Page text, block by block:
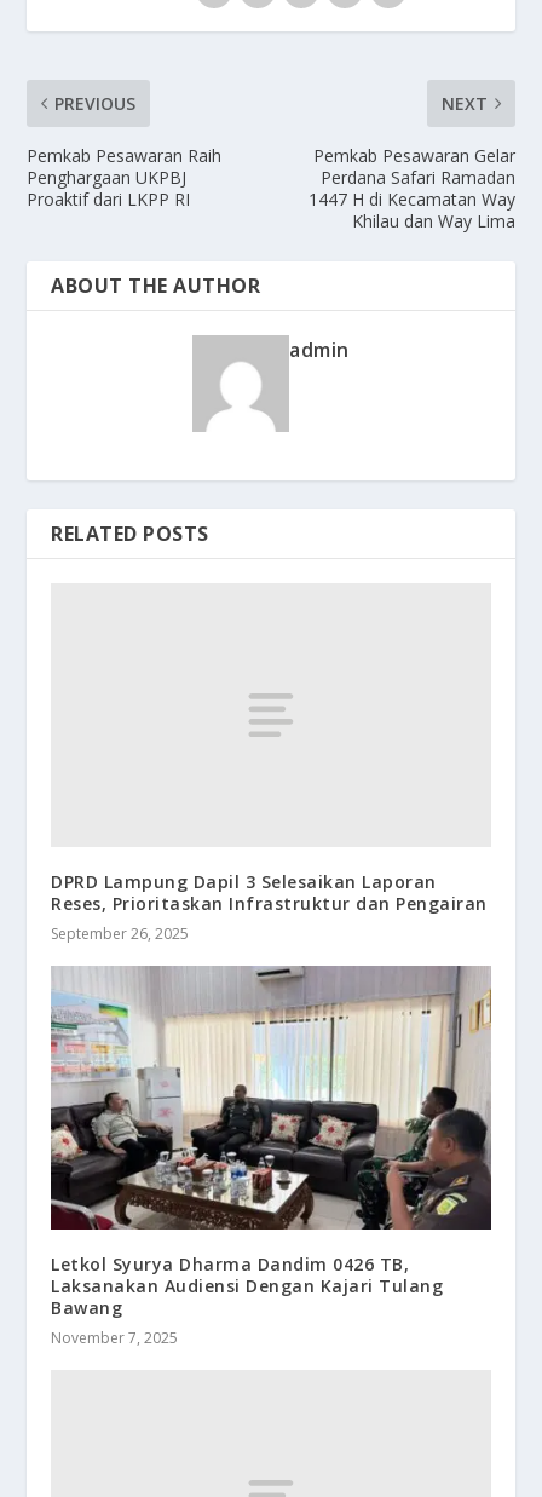
PREVIOUS
Pemkab Pesawaran Raih
Penghargaan UKPBJ
Proaktif dari LKPP RI
NEXT
Pemkab Pesawaran Gelar
Perdana Safari Ramadan
1447 H di Kecamatan Way
Khilau dan Way Lima
ABOUT THE AUTHOR
admin
RELATED POSTS
DPRD Lampung Dapil 3 Selesaikan Laporan
Reses, Prioritaskan Infrastruktur dan Pengairan
September 26, 2025
Letkol Syurya Dharma Dandim 0426 TB,
Laksanakan Audiensi Dengan Kajari Tulang
Bawang
November 7, 2025